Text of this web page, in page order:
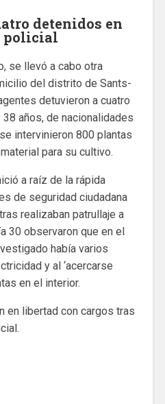
detenidos en
policial
se llevó a cabo otra
del distrito de Sants-
detuvieron a cuatro
años, de nacionalidades
intervinieron 800 plantas
para su cultivo.
a raíz de la rápida
de seguridad ciudadana
realizaban patrullaje a
30 observaron que en el
había varios
y al ‘acercarse
en el interior.
en libertad con cargos tras